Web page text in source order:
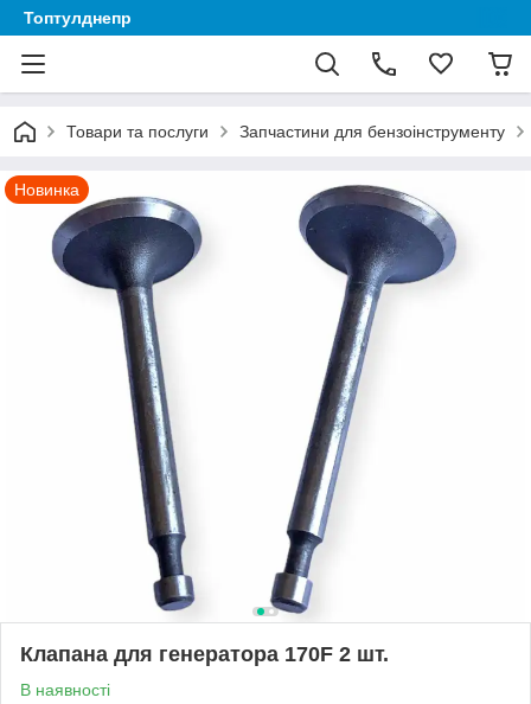
Топтулднепр
Товари та послуги Запчастини для бензоінструменту
Новинка
Клапана для генератора 170F 2 шт.
В наявності